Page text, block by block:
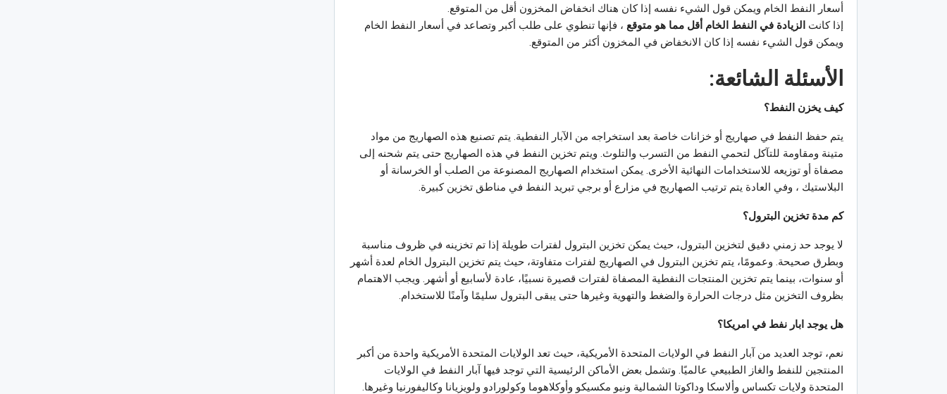
أسعار النفط الخام ويمكن قول الشيء نفسه إذا كان هناك انخفاض المخزون أقل من المتوقع.
إذا كانت الزيادة في النفط الخام أقل مما هو متوقع ، فإنها تنطوي على طلب أكبر وتصاعد في أسعار النفط الخام
ويمكن قول الشيء نفسه إذا كان الانخفاض في المخزون أكثر من المتوقع.
الأسئلة الشائعة:
كيف يخزن النفط؟
يتم حفظ النفط في صهاريج أو خزانات خاصة بعد استخراجه من الآبار النفطية. يتم تصنيع هذه الصهاريج من مواد
متينة ومقاومة للتآكل لتحمي النفط من التسرب والتلوث. ويتم تخزين النفط في هذه الصهاريج حتى يتم شحنه إلى
مصفاة أو توزيعه للاستخدامات النهائية الأخرى. يمكن استخدام الصهاريج المصنوعة من الصلب أو الخرسانة أو
البلاستيك ، وفي العادة يتم ترتيب الصهاريج في مزارع أو برجي تبريد النفط في مناطق تخزين كبيرة.
كم مدة تخزين البترول؟
لا يوجد حد زمني دقيق لتخزين البترول، حيث يمكن تخزين البترول لفترات طويلة إذا تم تخزينه في ظروف مناسبة
وبطرق صحيحة. وعمومًا، يتم تخزين البترول في الصهاريج لفترات متفاوتة، حيث يتم تخزين البترول الخام لعدة أشهر
أو سنوات، بينما يتم تخزين المنتجات النفطية المصفاة لفترات قصيرة نسبيًا، عادة لأسابيع أو أشهر. ويجب الاهتمام
بظروف التخزين مثل درجات الحرارة والضغط والتهوية وغيرها حتى يبقى البترول سليمًا وآمنًا للاستخدام.
هل يوجد ابار نفط في امريكا؟
نعم، توجد العديد من آبار النفط في الولايات المتحدة الأمريكية، حيث تعد الولايات المتحدة الأمريكية واحدة من أكبر
المنتجين للنفط والغاز الطبيعي عالميًا. وتشمل بعض الأماكن الرئيسية التي توجد فيها آبار النفط في الولايات
المتحدة ولايات تكساس وألاسكا وداكوتا الشمالية ونيو مكسيكو وأوكلاهوما وكولورادو ولويزيانا وكاليفورنيا وغيرها.